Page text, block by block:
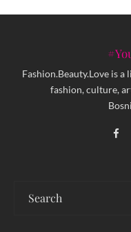
Fashion.Beauty.Love is a
fashion, culture,